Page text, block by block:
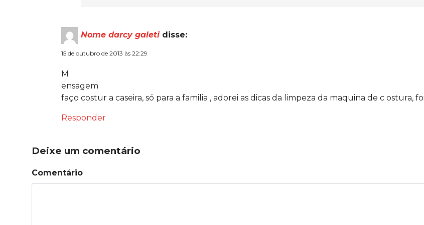
Nome darcy galeti disse:
15 de outubro de 2013 às 22:29
M
ensagem
faço costur a caseira, só para a familia , adorei as dicas da limpeza da maquina de c ostura,
Responder
Deixe um comentário
Comentário